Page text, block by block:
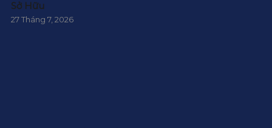
Sở Hữu
27 Tháng 7, 2026